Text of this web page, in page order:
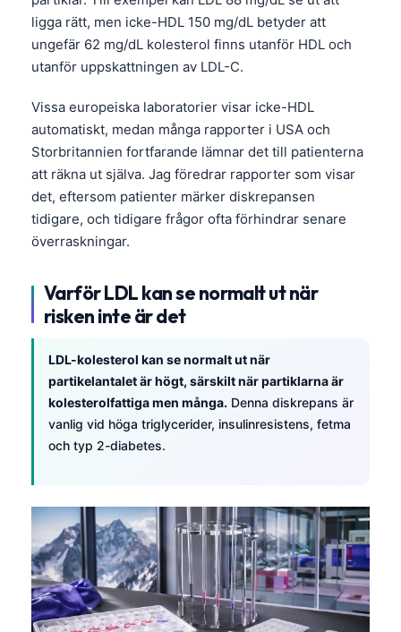
ligga rätt, men icke-HDL 150 mg/dL betyder att
ungefär 62 mg/dL kolesterol finns utanför HDL och
utanför uppskattningen av LDL-C.
Vissa europeiska laboratorier visar icke-HDL
automatiskt, medan många rapporter i USA och
Storbritannien fortfarande lämnar det till patienterna
att räkna ut själva. Jag föredrar rapporter som visar
det, eftersom patienter märker diskrepansen
tidigare, och tidigare frågor ofta förhindrar senare
överraskningar.
Varför LDL kan se normalt ut när
risken inte är det
LDL-kolesterol kan se normalt ut när
partikelantalet är högt, särskilt när partiklarna är
kolesterolfattiga men många. Denna diskrepans är
vanlig vid höga triglycerider, insulinresistens, fetma
och typ 2-diabetes.